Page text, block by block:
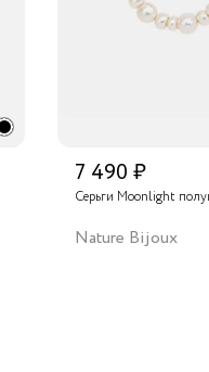
7 490 ₽
Серьги Moonlight
Nature Bijoux